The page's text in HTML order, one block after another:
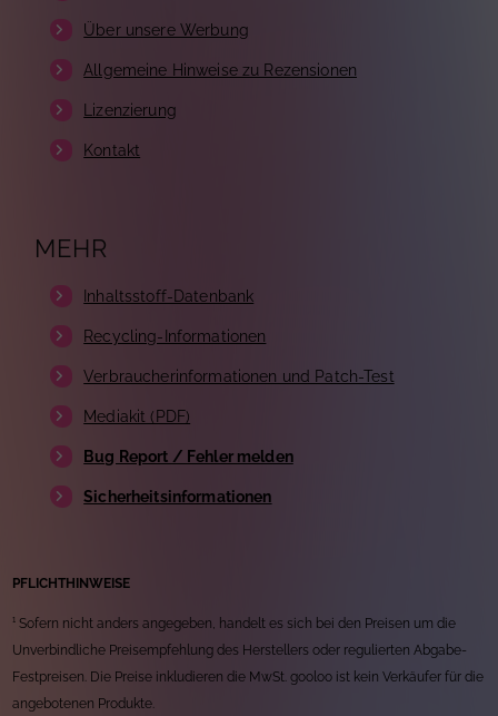
Über unsere Werbung
Allgemeine Hinweise zu Rezensionen
Lizenzierung
Kontakt
MEHR
Inhaltsstoff-Datenbank
Recycling-Informationen
Verbraucherinformationen und Patch-Test
Mediakit (PDF)
Bug Report / Fehler melden
Sicherheitsinformationen
PFLICHTHINWEISE
¹ Sofern nicht anders angegeben, handelt es sich bei den Preisen um die
Unverbindliche Preisempfehlung des Herstellers oder regulierten Abgabe-
Festpreisen. Die Preise inkludieren die MwSt. gooloo ist kein Verkäufer für die
angebotenen Produkte.